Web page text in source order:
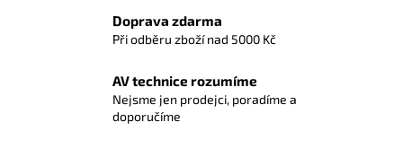
Doprava zdarma
Při odběru zboží nad 5000 Kč
AV technice rozumíme
Nejsme jen prodejci, poradíme a
doporučíme